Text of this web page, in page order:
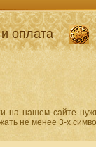
оплата
на нашем сайте
не менее 3-х